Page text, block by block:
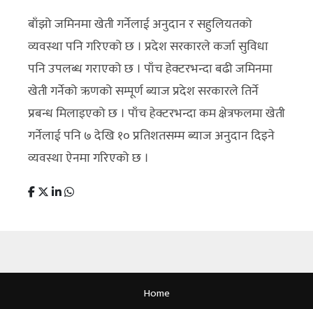
बाँझो जमिनमा खेती गर्नेलाई अनुदान र सहुलियतको
व्यवस्था पनि गरिएको छ । प्रदेश सरकारले कर्जा सुविधा
पनि उपलब्ध गराएको छ । पाँच हेक्टरभन्दा बढी जमिनमा
खेती गर्नेको ऋणको सम्पूर्ण ब्याज प्रदेश सरकारले तिर्ने
प्रबन्ध मिलाइएको छ । पाँच हेक्टरभन्दा कम क्षेत्रफलमा खेती
गर्नेलाई पनि ७ देखि १० प्रतिशतसम्म ब्याज अनुदान दिइने
व्यवस्था ऐनमा गरिएको छ ।
Home